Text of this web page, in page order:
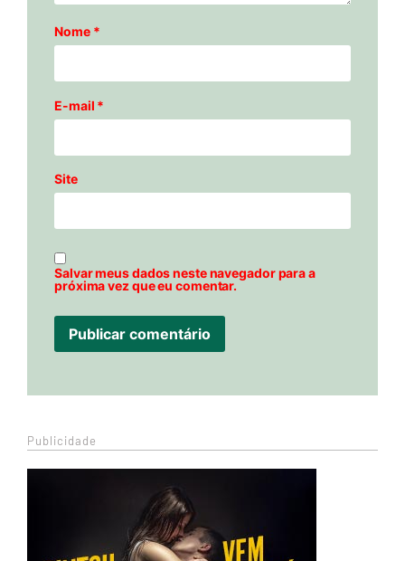
Nome *
E-mail *
Site
Salvar meus dados neste navegador para a
próxima vez que eu comentar.
Publicidade